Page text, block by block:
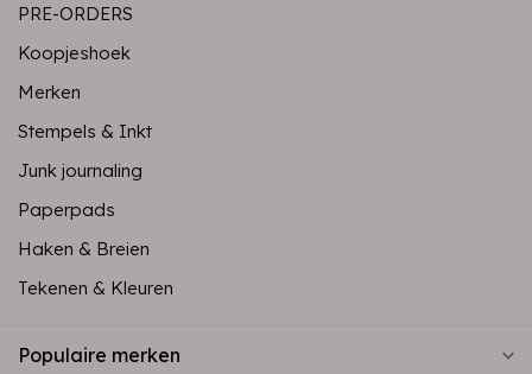
PRE-ORDERS
Koopjeshoek
Merken
Stempels & Inkt
Junk journaling
Paperpads
Haken & Breien
Tekenen & Kleuren
Populaire merken